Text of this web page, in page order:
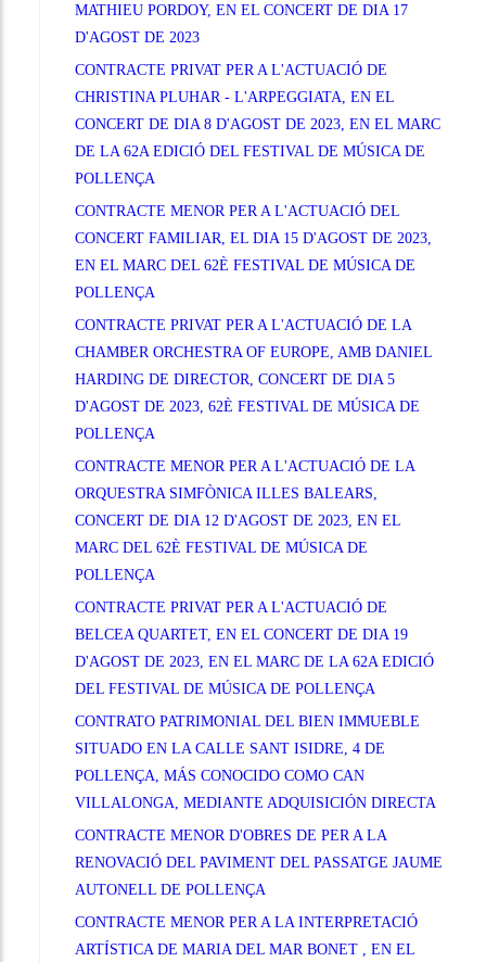
MATHIEU PORDOY, EN EL CONCERT DE DIA 17
D'AGOST DE 2023
CONTRACTE PRIVAT PER A L'ACTUACIÓ DE
CHRISTINA PLUHAR - L'ARPEGGIATA, EN EL
CONCERT DE DIA 8 D'AGOST DE 2023, EN EL MARC
DE LA 62A EDICIÓ DEL FESTIVAL DE MÚSICA DE
POLLENÇA
CONTRACTE MENOR PER A L'ACTUACIÓ DEL
CONCERT FAMILIAR, EL DIA 15 D'AGOST DE 2023,
EN EL MARC DEL 62È FESTIVAL DE MÚSICA DE
POLLENÇA
CONTRACTE PRIVAT PER A L'ACTUACIÓ DE LA
CHAMBER ORCHESTRA OF EUROPE, AMB DANIEL
HARDING DE DIRECTOR, CONCERT DE DIA 5
D'AGOST DE 2023, 62È FESTIVAL DE MÚSICA DE
POLLENÇA
CONTRACTE MENOR PER A L'ACTUACIÓ DE LA
ORQUESTRA SIMFÒNICA ILLES BALEARS,
CONCERT DE DIA 12 D'AGOST DE 2023, EN EL
MARC DEL 62È FESTIVAL DE MÚSICA DE
POLLENÇA
CONTRACTE PRIVAT PER A L'ACTUACIÓ DE
BELCEA QUARTET, EN EL CONCERT DE DIA 19
D'AGOST DE 2023, EN EL MARC DE LA 62A EDICIÓ
DEL FESTIVAL DE MÚSICA DE POLLENÇA
CONTRATO PATRIMONIAL DEL BIEN IMMUEBLE
SITUADO EN LA CALLE SANT ISIDRE, 4 DE
POLLENÇA, MÁS CONOCIDO COMO CAN
VILLALONGA, MEDIANTE ADQUISICIÓN DIRECTA
CONTRACTE MENOR D'OBRES DE PER A LA
RENOVACIÓ DEL PAVIMENT DEL PASSATGE JAUME
AUTONELL DE POLLENÇA
CONTRACTE MENOR PER A LA INTERPRETACIÓ
ARTÍSTICA DE MARIA DEL MAR BONET , EN EL